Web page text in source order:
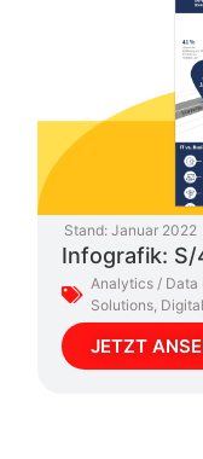
Stand: Januar 2022
Infografik: S/
Analytics / Data
Solutions,
JETZT